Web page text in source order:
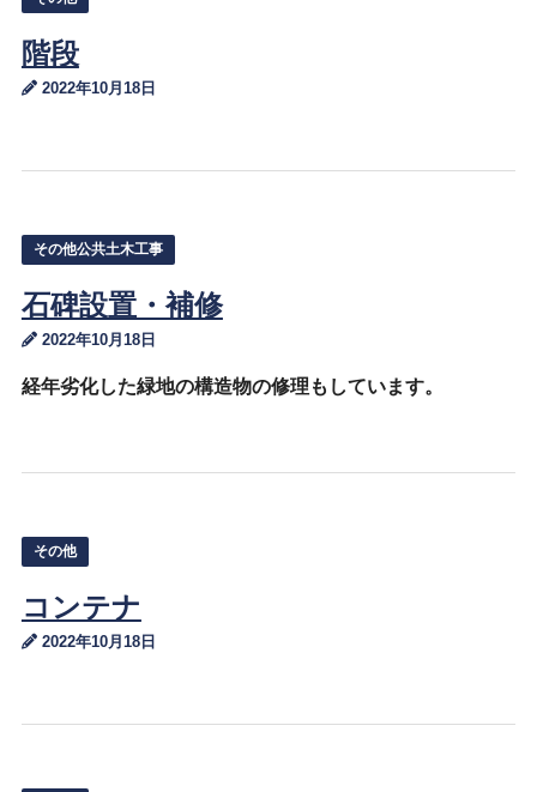
階段
2022年10月18日
その他公共土木工事
石碑設置・補修
2022年10月18日
経年劣化した緑地の構造物の修理もしています。
その他
コンテナ
2022年10月18日